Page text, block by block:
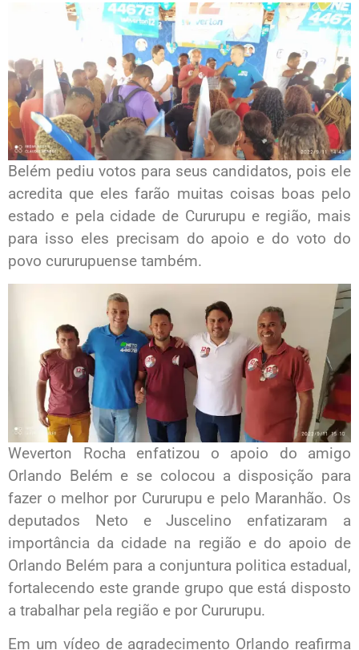
Belém pediu votos para seus candidatos, pois ele
acredita que eles farão muitas coisas boas pelo
estado e pela cidade de Cururupu e região, mais
para isso eles precisam do apoio e do voto do
povo cururupuense também.
Weverton Rocha enfatizou o apoio do amigo
Orlando Belém e se colocou a disposição para
fazer o melhor por Cururupu e pelo Maranhão. Os
deputados Neto e Juscelino enfatizaram a
importância da cidade na região e do apoio de
Orlando Belém para a conjuntura politica estadual,
fortalecendo este grande grupo que está disposto
a trabalhar pela região e por Cururupu.
Em um vídeo de agradecimento Orlando reafirma